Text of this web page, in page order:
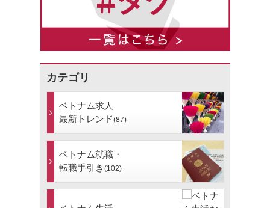
カテゴリ
ベトナム求人
最新トレンド(87)
ベトナム就職・
転職手引き (102)